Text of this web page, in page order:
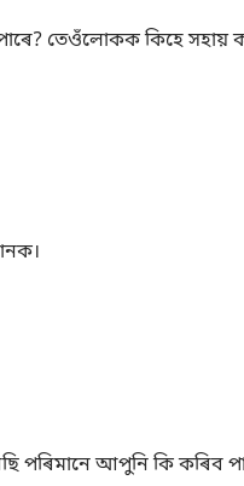
তেওঁলোকক কিহে সহায়
আপুনি কি কৰিব